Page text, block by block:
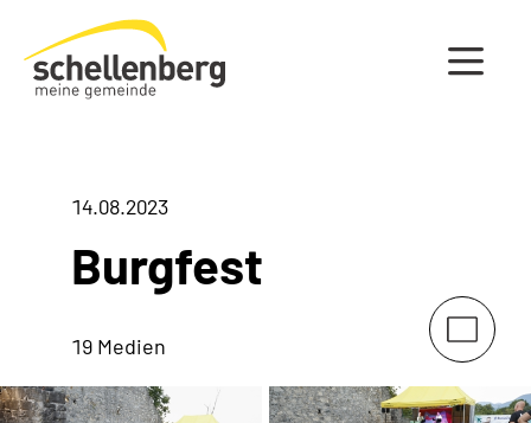
Gemeinde Schellenberg Startseite
14.08.2023
Burgfest
19 Medien